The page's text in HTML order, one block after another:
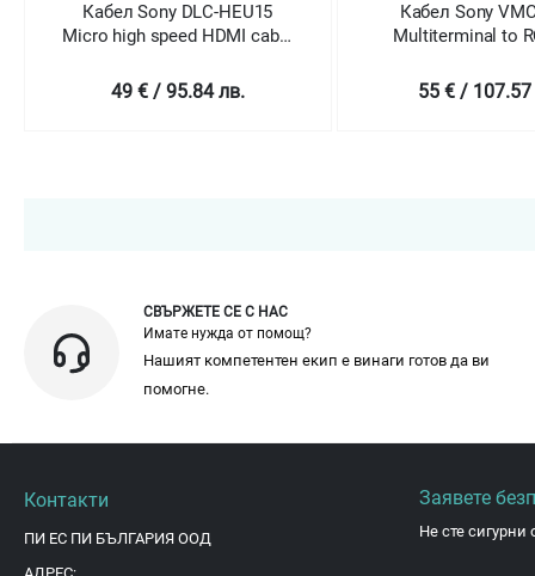
Кабел Sony DLC-HEU15
Micro high speed HDMI cable
49 € / 95.84 лв.
Кабел Sony
Multiterminal to
55 € / 107.57
СВЪРЖЕТЕ СЕ С НАС
Имате нужда от помощ?
Нашият компетентен екип е винаги готов да ви
помогне.
Контакти
ПИ ЕС ПИ БЪЛГАРИЯ ООД
Заявете
Не сте сигурни